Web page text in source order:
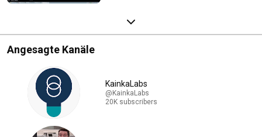
Angesagte Kanäle
KainkaLabs
@KainkaLabs
20K subscribers